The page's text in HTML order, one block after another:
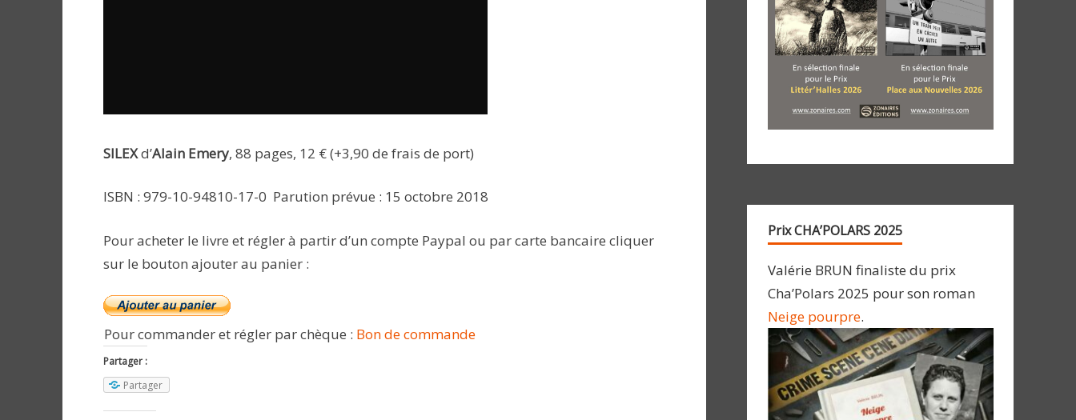
SILEXd’Alain Emery, 88 pages, 12 € (+3,90 de frais de port)
ISBN : 979-10-94810-17-0 Parution prévue : 15 octobre 2018
Pour acheter le livre et régler à partir d’un compte Paypal ou par carte bancaire cliquer
sur le bouton ajouter au panier :
Pour commander et régler par chèque : Bon de commande
Partager :
Partager
Prix CHA’POLARS 2025
Valérie BRUN finaliste du prix
Cha’Polars 2025 pour son roman
Neige pourpre.